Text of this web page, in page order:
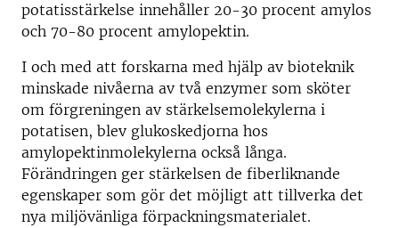
potatisstärkelse innehåller 20-30 procent amylos
och 70-80 procent amylopektin.
I och med att forskarna med hjälp av bioteknik
minskade nivåerna av två enzymer som sköter
om förgreningen av stärkelsemolekylerna i
potatisen, blev glukoskedjorna hos
amylopektinmolekylerna också långa.
Förändringen ger stärkelsen de fiberliknande
egenskaper som gör det möjligt att tillverka det
nya miljövänliga förpackningsmaterialet.